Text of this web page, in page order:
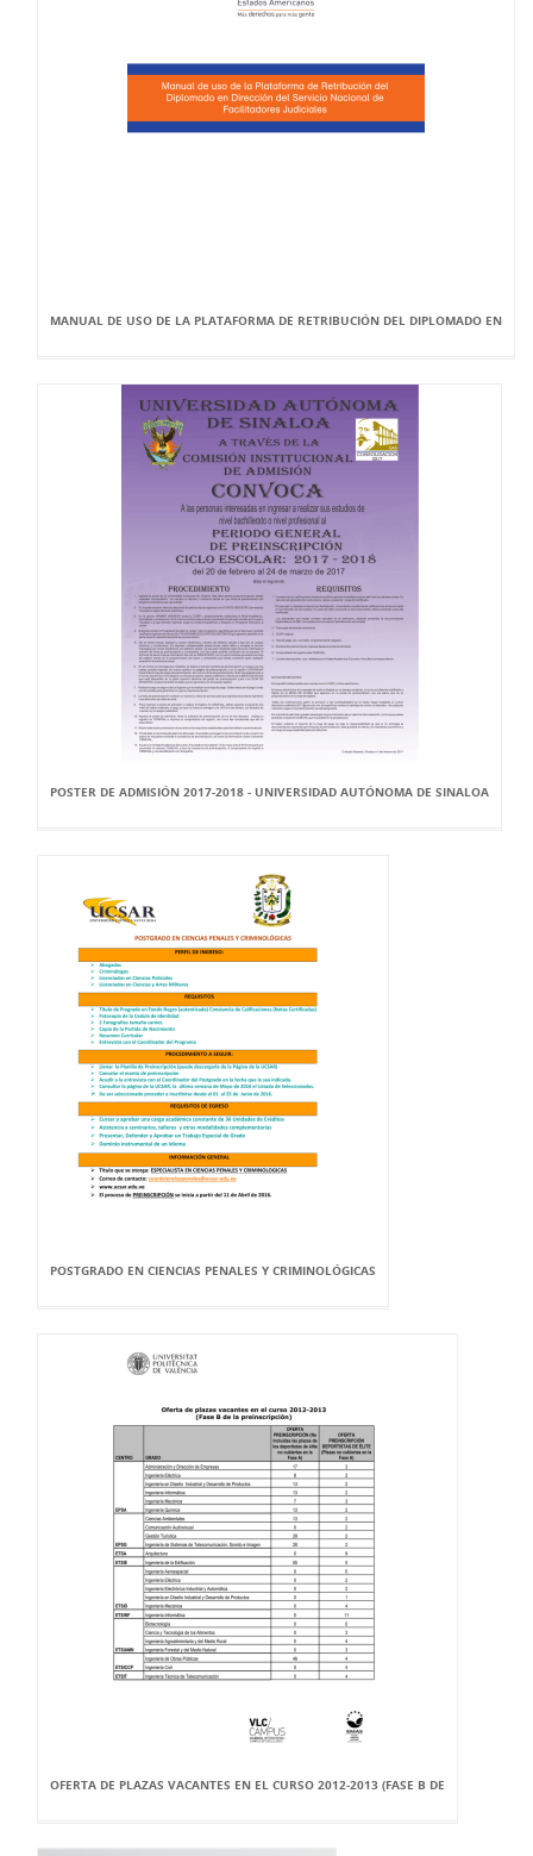
MANUAL DE USO DE LA PLATAFORMA DE RETRIBUCIÓN DEL DIPLOMADO EN
POSTER DE ADMISIÓN 2017-2018 - UNIVERSIDAD AUTÓNOMA DE SINALOA
POSTGRADO EN CIENCIAS PENALES Y CRIMINOLÓGICAS
OFERTA DE PLAZAS VACANTES EN EL CURSO 2012-2013 (FASE B DE